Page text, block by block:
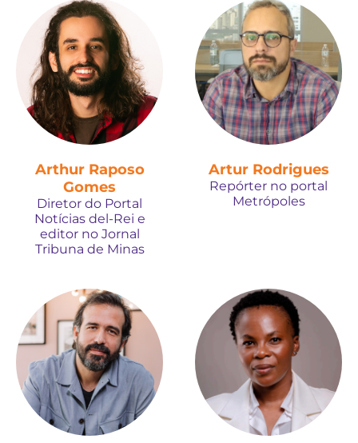
Arthur Raposo
Gomes
Diretor do Portal
Notícias del-Rei e
editor no Jornal
Tribuna de Minas
Artur Rodrigues
Repórter no portal
Metrópoles